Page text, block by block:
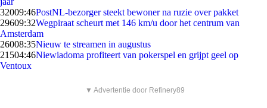
32009:46PostNL-bezorger steekt bewoner na ruzie over pakket
29609:32Wegpiraat scheurt met 146 km/u door het centrum van
Amsterdam
26008:35Nieuw te streamen in augustus
21504:46Niewiadoma profiteert van pokerspel en grijpt geel op
Ventoux
▼ Advertentie door Refinery89